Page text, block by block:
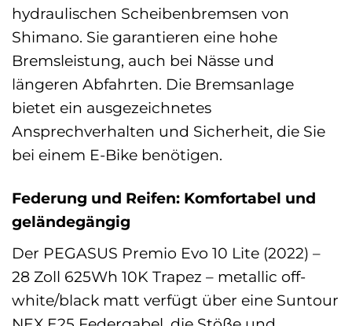
hydraulischen Scheibenbremsen von
Shimano. Sie garantieren eine hohe
Bremsleistung, auch bei Nässe und
längeren Abfahrten. Die Bremsanlage
bietet ein ausgezeichnetes
Ansprechverhalten und Sicherheit, die Sie
bei einem E-Bike benötigen.
Federung und Reifen: Komfortabel und
geländegängig
Der PEGASUS Premio Evo 10 Lite (2022) –
28 Zoll 625Wh 10K Trapez – metallic off-
white/black matt verfügt über eine Suntour